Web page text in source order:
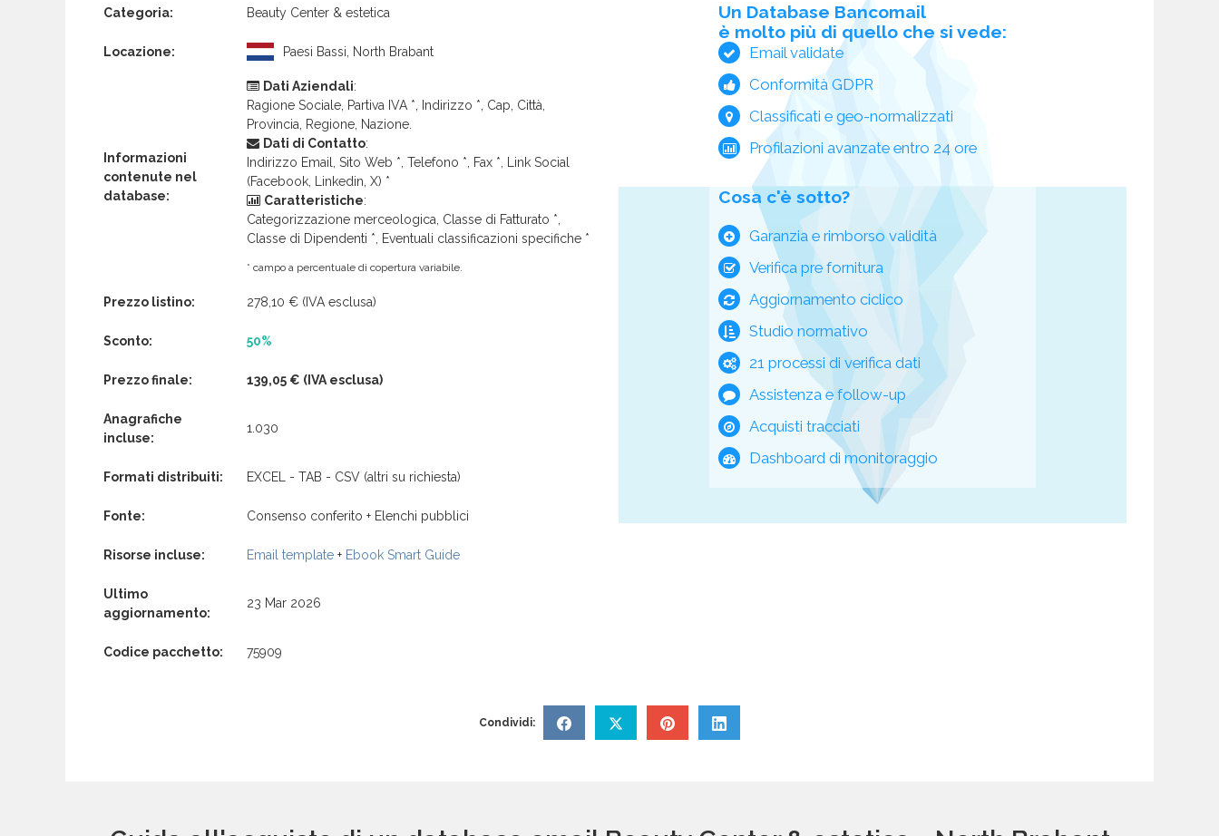
Categoria: Beauty Center & estetica
Locazione: Paesi Bassi, North Brabant
Informazioni
contenute nel
database:
Dati Aziendali:
Ragione Sociale, Partiva IVA *, Indirizzo *, Cap, Città,
Provincia, Regione, Nazione.
Dati di Contatto:
Indirizzo Email, Sito Web *, Telefono *, Fax *, Link Social
(Facebook, Linkedin, X) *
Caratteristiche:
Categorizzazione merceologica, Classe di Fatturato *,
Classe di Dipendenti *, Eventuali classificazioni specifiche *
* campo a percentuale di copertura variabile.
Prezzo listino: 278,10 € (IVA esclusa)
Sconto: 50%
Prezzo finale: 139,05 € (IVA esclusa)
Anagrafiche
incluse:
1.030
Formati distribuiti: EXCEL - TAB - CSV (altri su richiesta)
Fonte: Consenso conferito + Elenchi pubblici
Risorse incluse: Email template + Ebook Smart Guide
Ultimo
aggiornamento:
23 Mar 2026
Codice pacchetto: 75909
Un Database Bancomail
è molto più di quello che si vede:
Email validate
Conformità GDPR
Classificati e geo-normalizzati
Profilazioni avanzate entro 24 ore
Cosa c'è sotto?
Garanzia e rimborso validità
Verifica pre fornitura
Aggiornamento ciclico
Studio normativo
21 processi di verifica dati
Assistenza e follow-up
Acquisti tracciati
Dashboard di monitoraggio
Condividi: